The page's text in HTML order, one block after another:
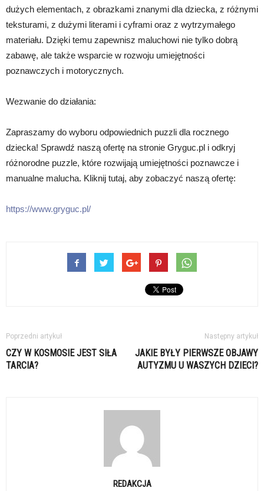
dużych elementach, z obrazkami znanymi dla dziecka, z różnymi
teksturami, z dużymi literami i cyframi oraz z wytrzymałego
materiału. Dzięki temu zapewnisz maluchowi nie tylko dobrą
zabawę, ale także wsparcie w rozwoju umiejętności
poznawczych i motorycznych.
Wezwanie do działania:
Zapraszamy do wyboru odpowiednich puzzli dla rocznego
dziecka! Sprawdź naszą ofertę na stronie Gryguc.pl i odkryj
różnorodne puzzle, które rozwijają umiejętności poznawcze i
manualne malucha. Kliknij tutaj, aby zobaczyć naszą ofertę:
https://www.gryguc.pl/
Poprzedni artykuł
CZY W KOSMOSIE JEST SIŁA
TARCIA?
Następny artykuł
JAKIE BYŁY PIERWSZE OBJAWY
AUTYZMU U WASZYCH DZIECI?
REDAKCJA